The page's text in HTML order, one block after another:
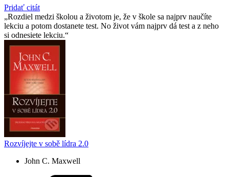
Pridať citát
Rozdiel medzi školou a životom je, že v škole sa najprv naučíte
lekciu a potom dostanete test. No život vám najprv dá test a z neho
si odnesiete lekciu.
Rozvíjejte v sobě lídra 2.0
John C. Maxwell